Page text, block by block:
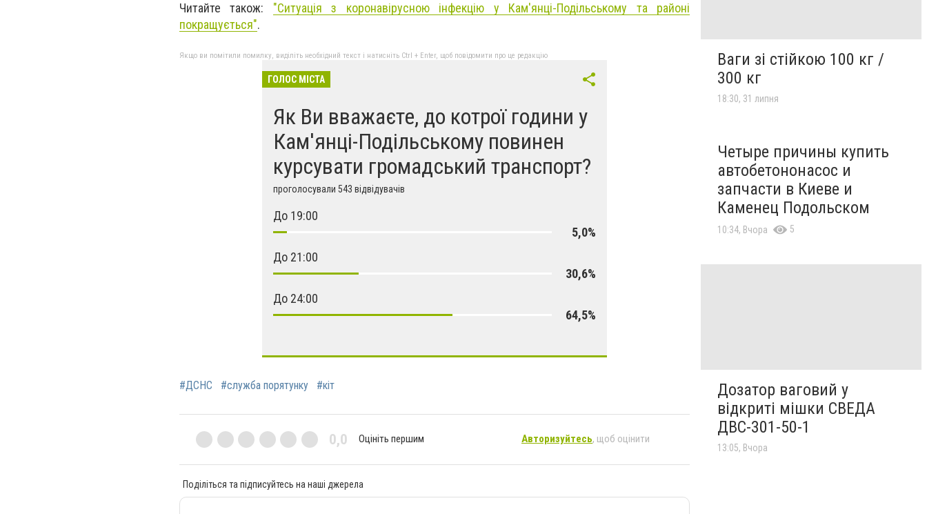
Читайте також: "Ситуація з коронавірусною інфекцію у Кам'янці-Подільському та районі
покращується".
Якщо ви помітили помилку, виділіть необхідний текст і натисніть Ctrl + Enter, щоб повідомити про це редакцію
ГОЛОС МІСТА
Як Ви вважаєте, до котрої години у
Кам'янці-Подільському повинен
курсувати громадський транспорт?
проголосували 543 відвідувачів
До 19:00
5,0%
До 21:00
30,6%
До 24:00
64,5%
#ДСНС #служба порятунку #кіт
0,0 Оцініть першим Авторизуйтесь, щоб оцінити
Поділіться та підписуйтесь на наші джерела
Ваги зі стійкою 100 кг /
300 кг
18:30, 31 липня
Четыре причины купить
автобетононасос и
запчасти в Киеве и
Каменец Подольском
10:34, Вчора 5
Дозатор ваговий у
відкриті мішки СВЕДА
ДВС-301-50-1
13:05, Вчора